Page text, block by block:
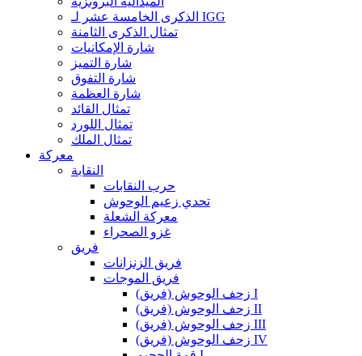
الذكرى الخامسة عشر لـ IGG
تمثال الذكرى الثامنة
شارة الإمكانيات
شارة التميز
شارة التفوق
شارة العظمة
تمثال القائد
تمثال اللورد
تمثال الملك
معركة
النقابة
حرب النقابات
تحدي زعيم الوحوش
معركة الشعلة
غزو الصحراء
فريق
فريق الزنزانات
فريق الموجات
زحف الوحوش (فريق) I
زحف الوحوش (فريق) II
زحف الوحوش (فريق) III
زحف الوحوش (فريق) IV